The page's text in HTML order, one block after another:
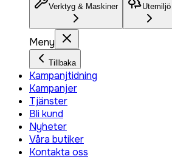
Verktyg & Maskiner Utemiljö
Meny
Tillbaka
Kampanjtidning
Kampanjer
Tjänster
Bli kund
Nyheter
Våra butiker
Kontakta oss